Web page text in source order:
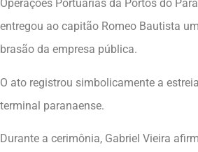
Operações Portuárias da Portos do
entregou ao capitão Romeo Bautista
brasão da empresa pública.
O ato registrou simbolicamente a
terminal paranaense.
Durante a cerimônia, Gabriel Vieira